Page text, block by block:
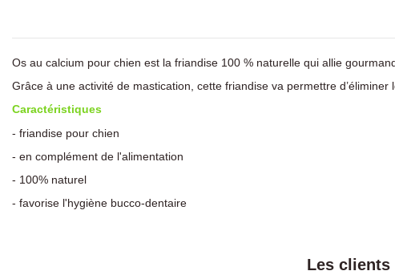
Os au calcium pour chien est la friandise 100 % naturelle qui allie
Grâce à une activité de mastication, cette friandise va permettre
Caractéristiques
- friandise pour chien
- en complément de l'alimentation
- 100% naturel
- favorise l'hygiène bucco-dentaire
Les clients